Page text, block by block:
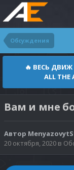
Обсуждения
🔥 ВЕСЬ
ALL THE
Вам и мне
Автор
20 октября, 2020 в